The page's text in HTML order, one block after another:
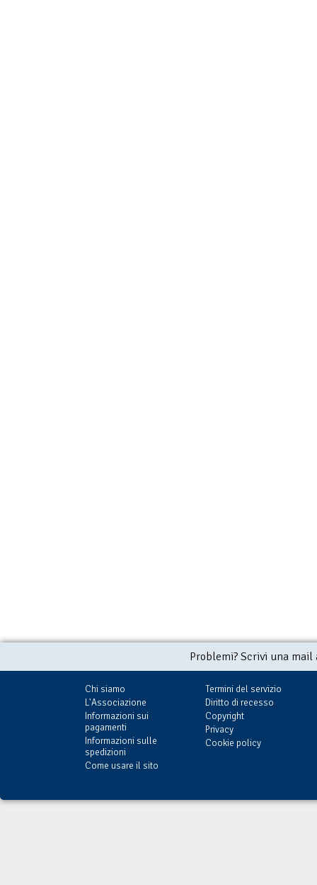
Problemi? Scrivi una
Chi siamo
L'Associazione
Informazioni sui
pagamenti
Informazioni sulle
spedizioni
Come usare il sito
Termini del servizio
Diritto di recesso
Copyright
Privacy
Cookie policy